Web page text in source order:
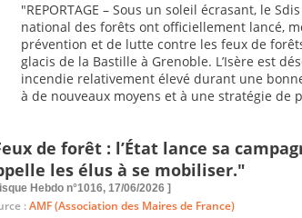
"REPORTAGE – Sous un soleil écrasant, le
national des forêts ont officiellement lancé,
prévention et de lutte contre les feux de
glacis de la Bastille à Grenoble. L’Isère est
incendie relativement élevé durant une
à de nouveaux moyens et à une stratégie de
de forêt : l’État lance sa
les élus à se mobiliser."
Hebdo n°1016, 17/06/2026 ]
:AMF (Association des Maires de France)